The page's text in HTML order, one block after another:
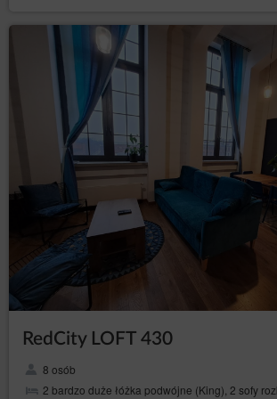
RedCity LOFT 430
8 osób
2 bardzo duże łóżka podwójne (King), 2 sofy